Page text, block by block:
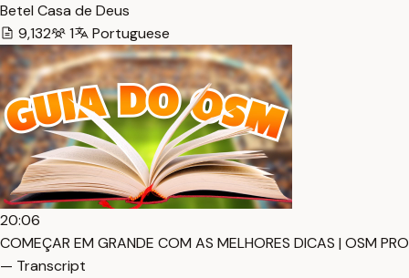
Betel Casa de Deus
9,132
1 Portuguese
20:06
COMEÇAR EM GRANDE COM AS MELHORES DICAS | OSM PRO
— Transcript